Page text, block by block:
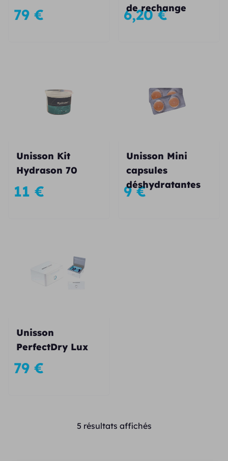
79 €
de rechange
6,20€
Unisson Kit
Hydrason 70
11 €
Unisson Mini
capsules
déshydratantes
9€
Unisson
PerfectDry Lux
79 €
5 résultats affichés